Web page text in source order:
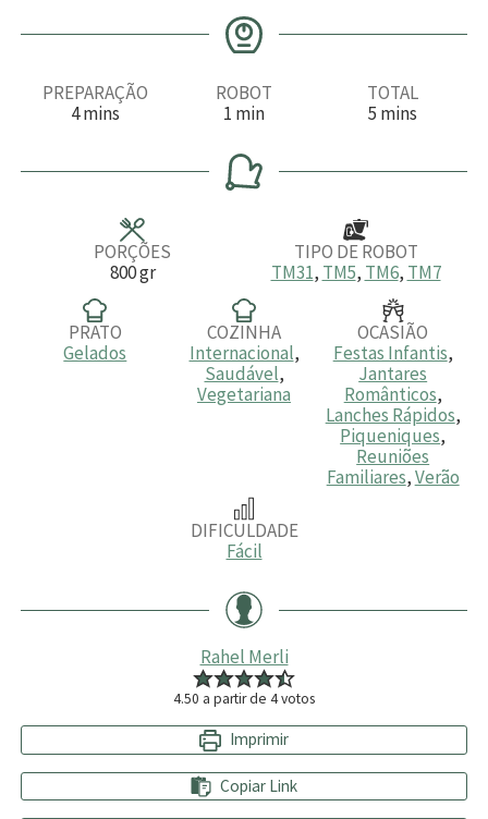
PREPARAÇÃO
4m
u
mins
ROBOT
1 m
n
u
t
min
TOTAL
5 m
u
mins
PORÇÕES
800gr
TIPO DE ROBOT
TM31, TM5, TM6, TM7
PRATO
Gelados
COZINHA
Internacional,
Saudável,
Vegetariana
OCASIÃO
Festas Infantis,
Jantares
Românticos,
Lanches Rápidos,
Piqueniques,
Reuniões
Familiares,Verão
DIFICULDADE
Fácil
Rahel Merli
4.50 a partir de 4votos
Imprimir
Copiar Link